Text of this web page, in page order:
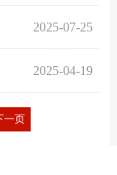
2025-07-25
2025-04-19
一页